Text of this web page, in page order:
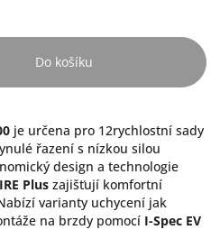
Do košíku
je určena pro 12rychlostní sady
řazení s nízkou silou
design a technologie
Plus zajišťují komfortní
varianty uchycení jak
na brzdy pomocí I-Spec EV